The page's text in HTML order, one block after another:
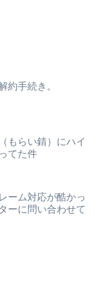
約手続き。
もらい錆）にハイ
てた件
ーム対応が酷かっ
ーに問い合わせて